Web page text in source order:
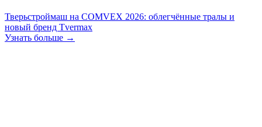
Тверьстроймаш на COMVEX 2026: облегчённые тралы и
новый бренд Tvermax
Узнать больше →